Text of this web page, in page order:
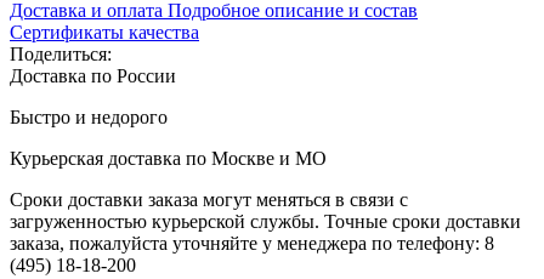
Доставка и оплата Подробное описание и состав
Сертификаты качества
Поделиться:
Доставка по России
Быстро и недорого
Курьерская доставка по Москве и МО
Сроки доставки заказа могут меняться в связи с
загруженностью курьерской службы. Точные сроки доставки
заказа, пожалуйста уточняйте у менеджера по телефону: 8
(495) 18-18-200